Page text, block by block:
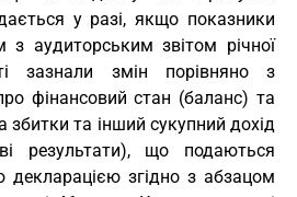
у разі, якщо показники
з аудиторським звітом річної
зазнали змін порівняно з
фінансовий стан (баланс) та
збитки та інший сукупний дохід
результати), що подаються
згідно з абзацом